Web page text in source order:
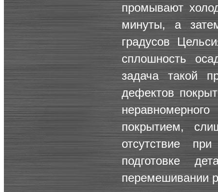
промывают
минуты, а
градусов
сплошность
задача такой
дефектов
покрытием,
отсутствие
подготовке
перемешивании